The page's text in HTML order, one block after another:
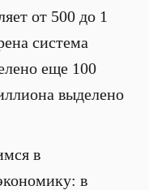
от 500 до 1
система
еще 100
выделено
в
в